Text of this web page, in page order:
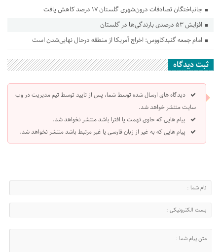
جانباختگان تصادفات درون‌شهری گلستان ۱۷ درصد کاهش یافت
افزایش ۵۳ درصدی بارندگی‌ها در گلستان
امام جمعه گنبدکاووس: اخراج آمریکا از منطقه درحال نهایی‌شدن است
ثبت دیدگاه
دیدگاه های ارسال شده توسط شما، پس از تایید توسط تیم مدیریت در وب
سایت منتشر خواهد شد.
پیام هایی که حاوی تهمت یا افترا باشد منتشر نخواهد شد.
پیام هایی که به غیر از زبان فارسی یا غیر مرتبط باشد منتشر نخواهد شد.